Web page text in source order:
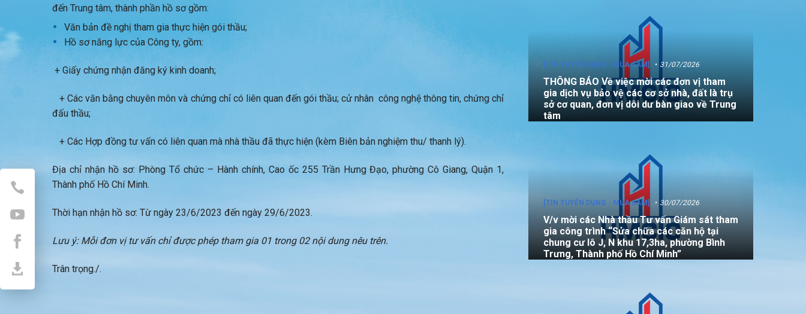
đến Trung tâm, thành phần hồ sơ gồm:
Văn bản đề nghị tham gia thực hiện gói thầu;
Hồ sơ năng lực của Công ty, gồm:
+ Giấy chứng nhận đăng ký kinh doanh;
+ Các văn bằng chuyên môn và chứng chỉ có liên quan đến gói thầu; cử nhân công nghệ thông tin, chứng chỉ
đấu thầu;
+ Các Hợp đồng tư vấn có liên quan mà nhà thầu đã thực hiện (kèm Biên bản nghiệm thu/ thanh lý).
Địa chỉ nhận hồ sơ: Phòng Tổ chức – Hành chính, Cao ốc 255 Trần Hưng Đạo, phường Cô Giang, Quận 1,
Thành phố Hồ Chí Minh.
Thời hạn nhận hồ sơ: Từ ngày 23/6/2023 đến ngày 29/6/2023.
Lưu ý: Mỗi đơn vị tư vấn chỉ được phép tham gia 01 trong 02 nội dung nêu trên.
Trân trọng./.
[TIN TUYỂN DỤNG - MUA SẮM] 31/07/2026
THÔNG BÁO Về việc mời các đơn vị tham
gia dịch vụ bảo vệ các cơ sở nhà, đất là trụ
sở cơ quan, đơn vị dôi dư bàn giao về Trung
tâm
[TIN TUYỂN DỤNG - MUA SẮM] 30/07/2026
V/v mời các Nhà thầu Tư vấn Giám sát tham
gia công trình “Sửa chữa các căn hộ tại
chung cư lô J, N khu 17,3ha, phường Bình
Trưng, Thành phố Hồ Chí Minh”